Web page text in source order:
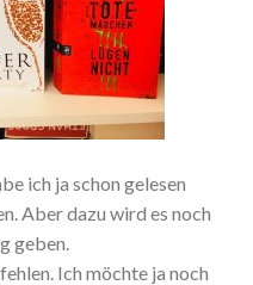
ich ja schon gelesen
Aber dazu wird es noch
geben.
Ich möchte ja noch